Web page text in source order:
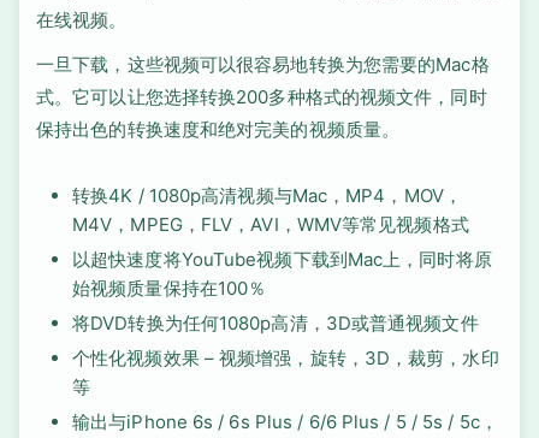
在线视频。
一旦下载，这些视频可以很容易地转换为您需要的Mac格
式。它可以让您选择转换200多种格式的视频文件，同时
保持出色的转换速度和绝对完美的视频质量。
转换4K / 1080p高清视频与Mac，MP4，MOV，
M4V，MPEG，FLV，AVI，WMV等常见视频格式
以超快速度将YouTube视频下载到Mac上，同时将原
始视频质量保持在100％
将DVD转换为任何1080p高清，3D或普通视频文件
个性化视频效果 – 视频增强，旋转，3D，裁剪，水印
等
输出与iPhone 6s / 6s Plus / 6/6 Plus / 5 / 5s / 5c，